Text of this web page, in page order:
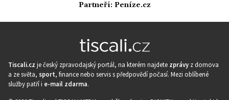
Partneři: Peníze.cz
Tiscali.cz je český zpravodajský portál, na kterém najdete zprávy z domova
a ze světa, sport, finance nebo servis s předpovědí počasí. Mezi oblíbené
služby patří i e-mail zdarma.